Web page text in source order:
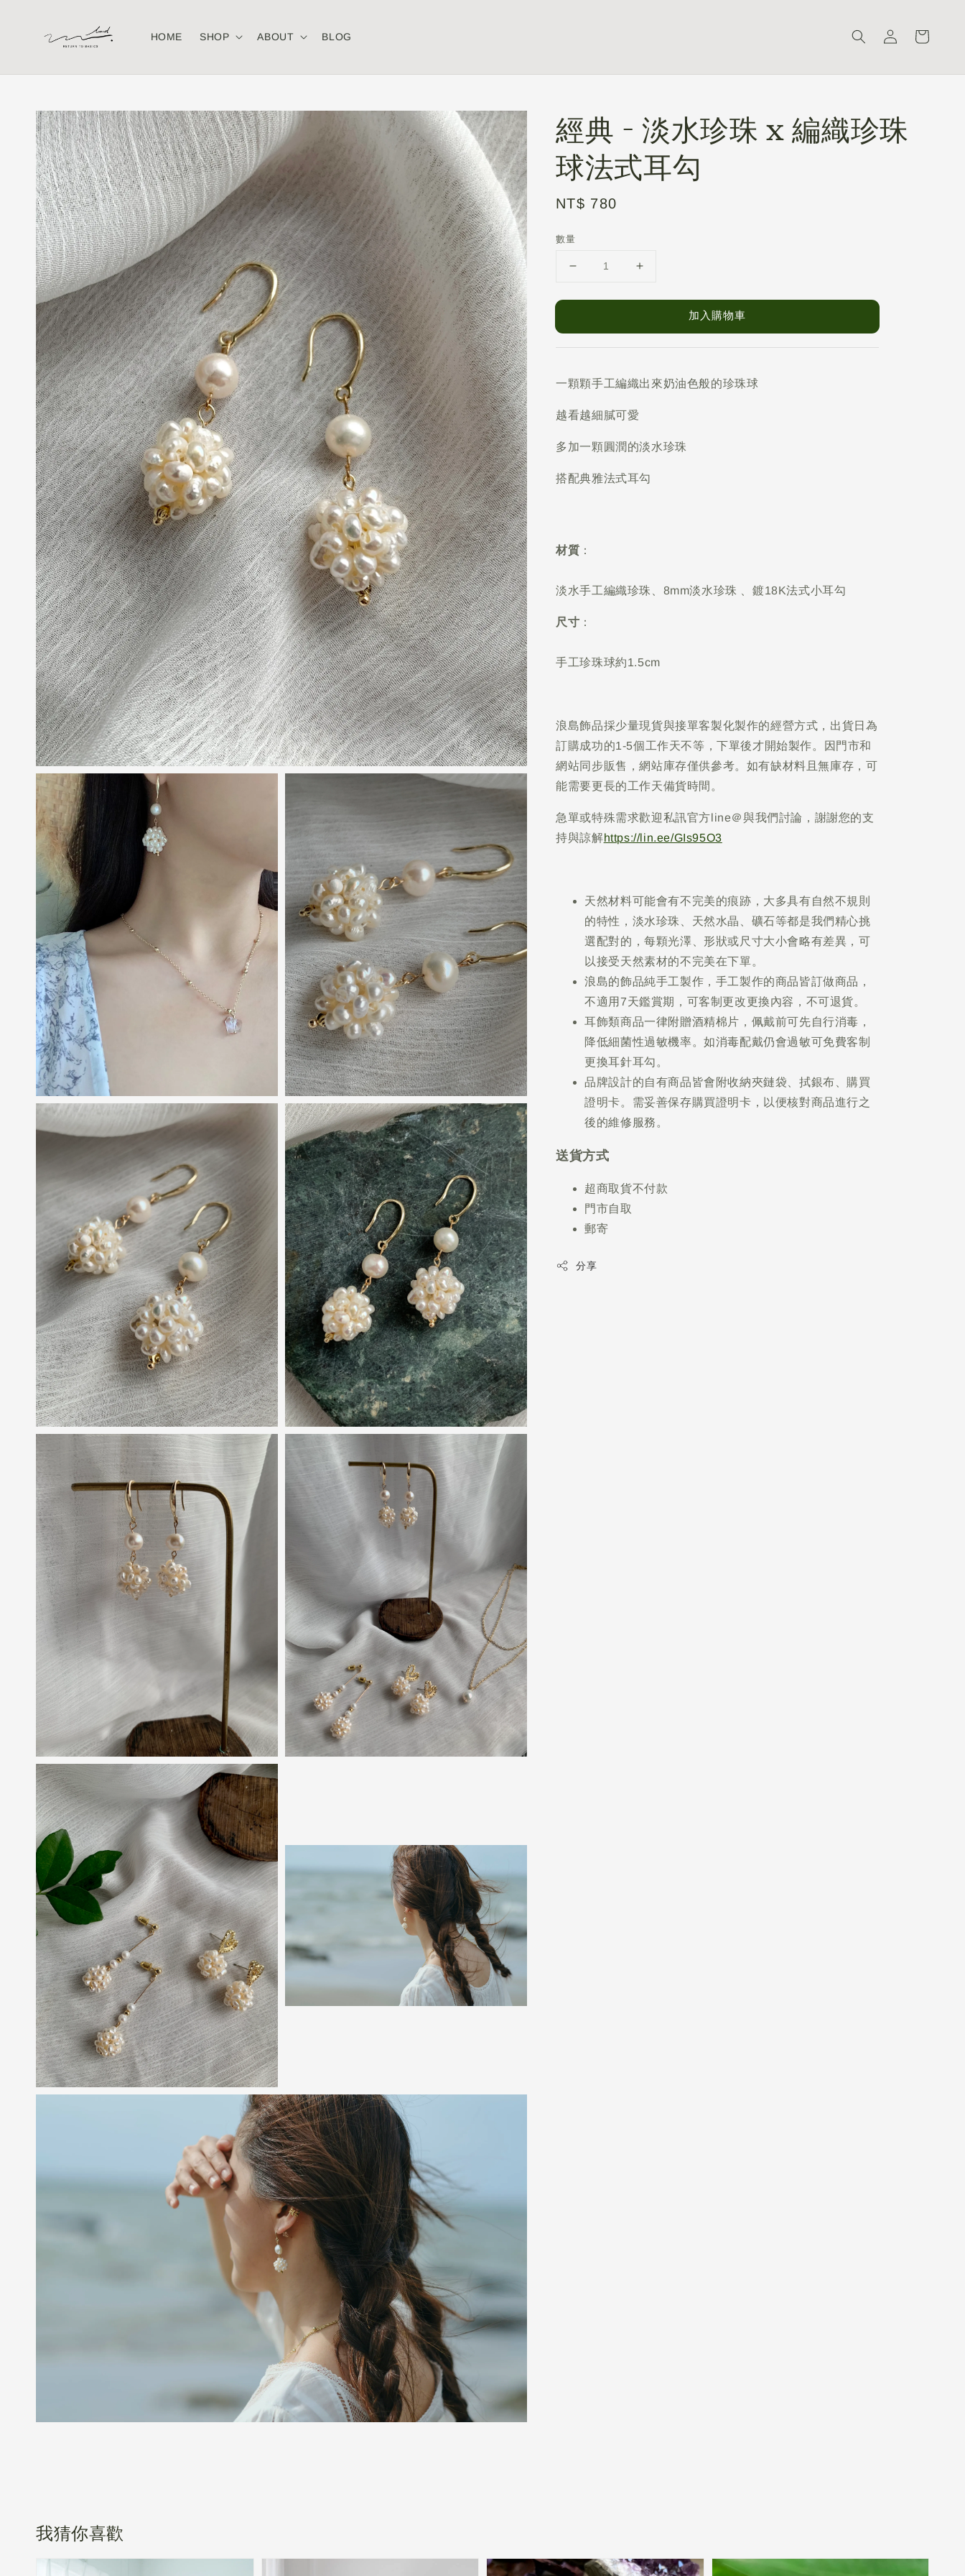
HOME SHOP ABOUT BLOG
經典 - 淡水珍珠 x 編織珍珠
球法式耳勾
Regular
NT$ 780
數量
加入購物車
一顆顆手工編織出來奶油色般的珍珠球
越看越細膩可愛
多加一顆圓潤的淡水珍珠
搭配典雅法式耳勾
材質 ：
淡水手工編織珍珠、8mm淡水珍珠 、鍍18K法式小耳勾
尺寸 ：
手工珍珠球約1.5cm
浪島飾品採少量現貨與接單客製化製作的經營方式，出貨日為
訂購成功的1-5個工作天不等，下單後才開始製作。因門市和
網站同步販售，網站庫存僅供參考。如有缺材料且無庫存，可
能需要更長的工作天備貨時間。
急單或特殊需求歡迎私訊官方line＠與我們討論，謝謝您的支
持與諒解https://lin.ee/GIs95O3
天然材料可能會有不完美的痕跡，大多具有自然不規則
的特性，淡水珍珠、天然水晶、礦石等都是我們精心挑
選配對的，每顆光澤、形狀或尺寸大小會略有差異，可
以接受天然素材的不完美在下單。
浪島的飾品純手工製作，手工製作的商品皆訂做商品，
不適用7天鑑賞期，可客制更改更換內容，不可退貨。
耳飾類商品一律附贈酒精棉片，佩戴前可先自行消毒，
降低細菌性過敏機率。如消毒配戴仍會過敏可免費客制
更換耳針耳勾。
品牌設計的自有商品皆會附收納夾鏈袋、拭銀布、購買
證明卡。需妥善保存購買證明卡，以便核對商品進行之
後的維修服務。
送貨方式
超商取貨不付款
門市自取
郵寄
分享
我猜你喜歡